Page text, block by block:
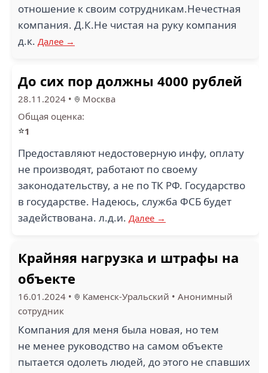
отношение к своим сотрудникам.Нечестная
компания. Д.К.Не чистая на руку компания
д.к. Далее →
До сих пор должны 4000 рублей
28.11.2024 •
Москва
Общая оценка:
⭐1
Предоставляют недостоверную инфу, оплату
не производят, работают по своему
законодательству, а не по ТК РФ. Государство
в государстве. Надеюсь, служба ФСБ будет
задействована. л.д.и. Далее →
Крайняя нагрузка и штрафы на
объекте
16.01.2024 • Каменск-Уральский • Анонимный
сотрудник
Компания для меня была новая, но тем
не менее руководство на самом объекте
пытается одолеть людей, до этого не спавших